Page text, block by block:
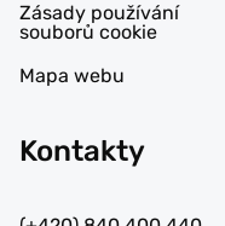
Zásady používání
souborů cookie
Mapa webu
Kontakty